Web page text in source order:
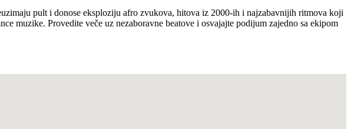
pult i donose eksploziju afro zvukova, hitova iz 2000-ih i najzabavnijih ritmova koji
muzike. Provedite veče uz nezaboravne beatove i osvajajte podijum zajedno sa ekipom